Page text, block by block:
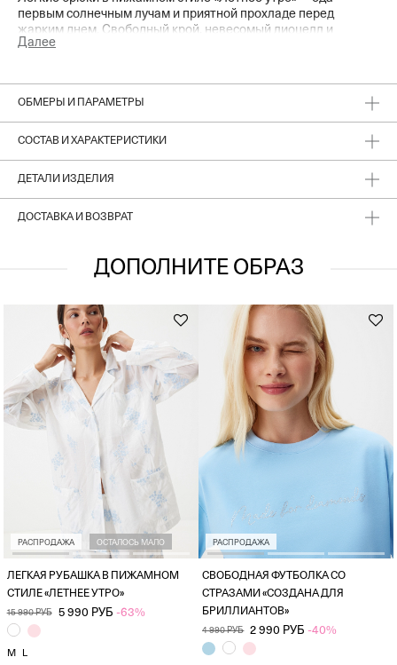
первым солнечным лучам и приятной прохладе перед
жарким днем. Свободный крой, невесомый лиоцелл и
изящная цветочная вышивка делают эту модель
отправляемся за мороженым, на прогулку по набережной
Далее
ОБМЕРЫ И ПАРАМЕТРЫ
СОСТАВ И ХАРАКТЕРИСТИКИ
ДЕТАЛИ ИЗДЕЛИЯ
ДОСТАВКА И ВОЗВРАТ
ДОПОЛНИТЕ ОБРАЗ
РАСПРОДАЖА ОСТАЛОСЬ МАЛО
ЛЕГКАЯ РУБАШКА В ПИЖАМНОМ
СТИЛЕ «ЛЕТНЕЕ УТРО»
15 990 РУБ 5 990 РУБ -63%
M L
РАСПРОДАЖА
СВОБОДНАЯ ФУТБОЛКА СО
СТРАЗАМИ «СОЗДАНА ДЛЯ
БРИЛЛИАНТОВ»
4 990 РУБ 2 990 РУБ -40%